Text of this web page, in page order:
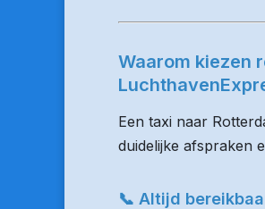
Waarom kiezen
Een taxi naar
duidelijke afspraken
📞 Altijd